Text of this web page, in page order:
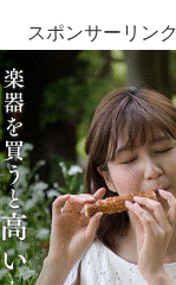
スポンサーリンク